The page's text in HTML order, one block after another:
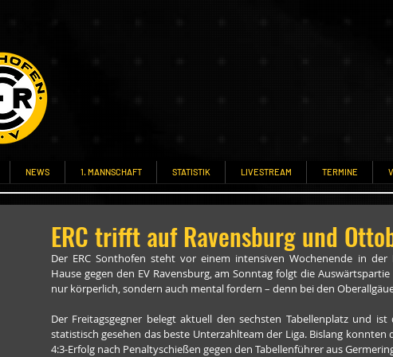
NEWS 1. MANNSCHAFT STATISTIK LIVESTREAM TERMINE
ERC trifft auf Ravensburg und
Der ERC Sonthofen steht vor einem intensiven Wochenende in der
Hause gegen den EV Ravensburg, am Sonntag folgt die
nur körperlich, sondern auch mental fordern – denn bei den
Der Freitagsgegner belegt aktuell den sechsten Tabellenplatz und
statistisch gesehen das beste Unterzahlteam der Liga. Bislang
4:3-Erfolg nach Penaltyschießen gegen den Tabellenführer aus